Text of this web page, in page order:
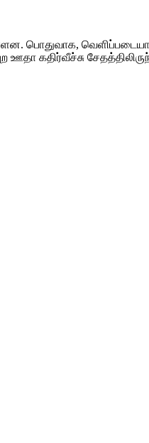
பொதுவாக,
சேதத்திலிருந்து